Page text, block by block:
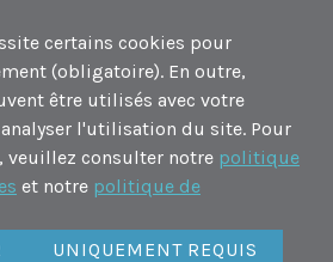
certains cookies pour
(obligatoire). En outre,
être utilisés avec votre
l'utilisation du site. Pour
consulter notre politique
et notre politique de
UNIQUEMENT REQUIS